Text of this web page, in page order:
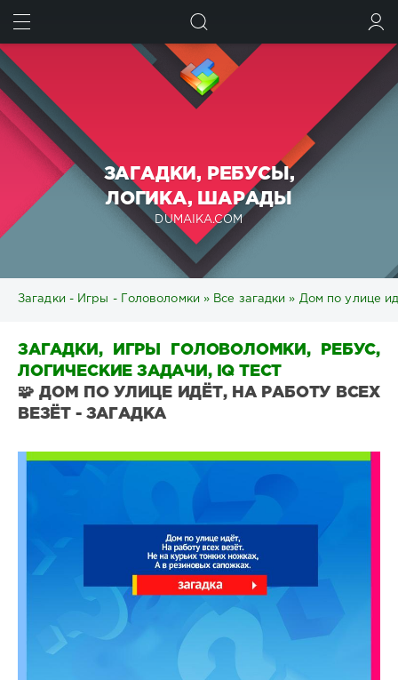
ЗАГАДКИ, РЕБУСЫ,
ЛОГИКА, ШАРАДЫ
DUMAIKA.COM
Загадки - Игры - Головоломки » Все загадки » Дом по улице
ЗАГАДКИ, ИГРЫ ГОЛОВОЛОМКИ, РЕБУС,
ЛОГИЧЕСКИЕ ЗАДАЧИ, IQ ТЕСТ
🧩 ДОМ ПО УЛИЦЕ ИДЁТ, НА РАБОТУ ВСЕХ
ВЕЗЁТ - ЗАГАДКА